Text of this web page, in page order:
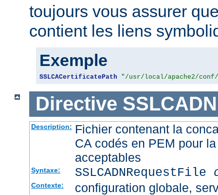
toujours vous assurer
contient les liens
Exemple
SSLCACertificatePath "/usr/local/apache2/
Directive
Description: Fichier contenant la
CA codés en PEM pour
acceptables
Syntaxe: SSLCADNRequestFile
Contexte: configuration globale,